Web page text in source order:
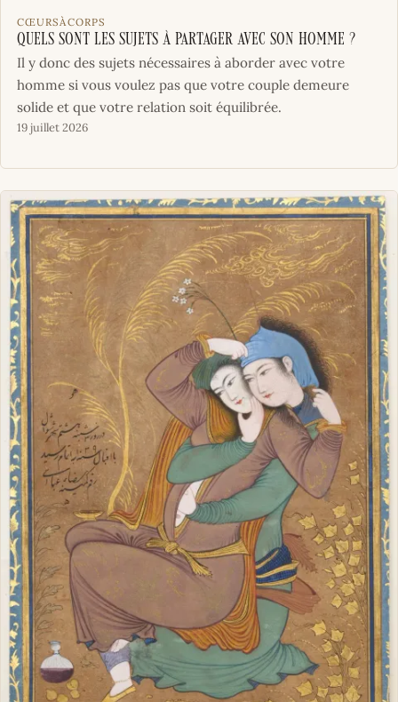
CŒURSÀCORPS
Quels sont les sujets à partager avec son homme ?
Il y donc des sujets nécessaires à aborder avec votre
homme si vous voulez pas que votre couple demeure
solide et que votre relation soit équilibrée.
19 juillet 2026